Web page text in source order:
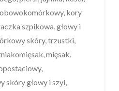
kory
szpikowa, głowy i
skóry, trzustki,
mięsak,
skóry głowy i szyi,